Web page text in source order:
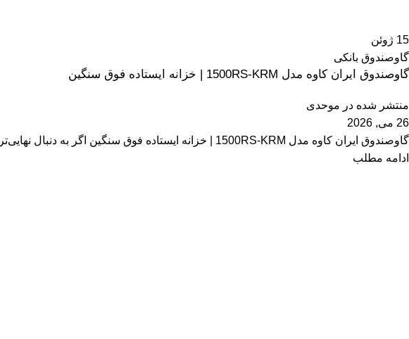
15 ژوئن
گاوصندوق بانکی
گاوصندوق ایران کاوه مدل 1500RS-KRM | خزانه ایستاده فوق سنگین
منتشر شده در موحدی
26 می, 2026
گاوصندوق ایران کاوه مدل 1500RS-KRM | خزانه ایستاده فوق سنگین اگر به دنبال نهایی‌ترین سطح حفاظت در میان گاوصندوق‌های ایستاده هستید، گاو...
ادامه مطلب